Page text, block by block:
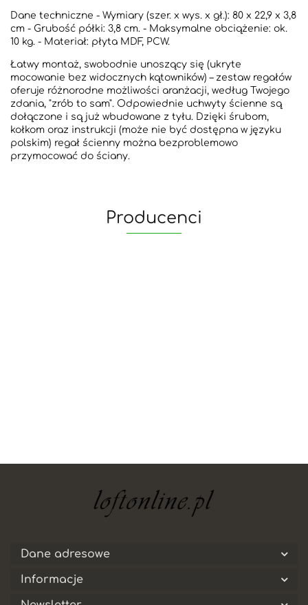
Dane techniczne - Wymiary (szer. x wys. x gł.): 80 x 22,9 x 3,8
cm - Grubość półki: 3,8 cm. - Maksymalne obciążenie: ok.
10 kg. - Materiał: płyta MDF, PCW.
Łatwy montaż, swobodnie unoszący się (ukryte
mocowanie bez widocznych kątowników) – zestaw regałów
oferuje różnorodne możliwości aranżacji, według Twojego
zdania, "zrób to sam". Odpowiednie uchwyty ścienne są
dołączone i są już wbudowane z tyłu. Dzięki śrubom,
kołkom oraz instrukcji (może nie być dostępna w języku
polskim) regał ścienny można bezproblemowo
przymocować do ściany.
Producenci
Dane adresowe
Informacje